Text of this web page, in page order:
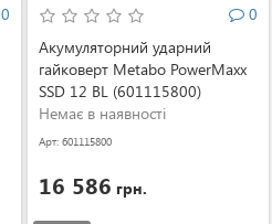
0
0
Акумуляторний ударний
гайковерт Metabo PowerMaxx
SSD 12 BL (601115800)
Немає в наявності
Арт: 601115800
16 586 грн.